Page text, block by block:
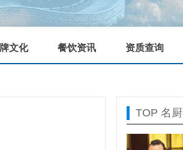
文化 餐饮资讯 资质查询
TOP 名厨